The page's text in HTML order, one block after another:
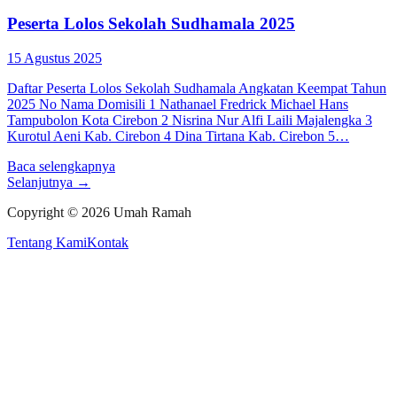
Peserta Lolos Sekolah Sudhamala 2025
15 Agustus 2025
Daftar Peserta Lolos Sekolah Sudhamala Angkatan Keempat Tahun
2025 No Nama Domisili 1 Nathanael Fredrick Michael Hans
Tampubolon Kota Cirebon 2 Nisrina Nur Alfi Laili Majalengka 3
Kurotul Aeni Kab. Cirebon 4 Dina Tirtana Kab. Cirebon 5…
Baca selengkapnya
Selanjutnya →
Copyright © 2026 Umah Ramah
Tentang KamiKontak